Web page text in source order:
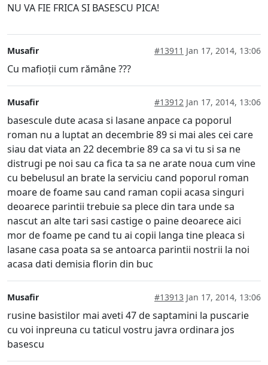
NU VA FIE FRICA SI BASESCU PICA!
Musafir #13911 Jan 17, 2014, 13:06
Cu mafioții cum rămâne ???
Musafir #13912 Jan 17, 2014, 13:06
basescule dute acasa si lasane anpace ca poporul
roman nu a luptat an decembrie 89 si mai ales cei care
siau dat viata an 22 decembrie 89 ca sa vi tu si sa ne
distrugi pe noi sau ca fica ta sa ne arate noua cum vine
cu bebelusul an brate la serviciu cand poporul roman
moare de foame sau cand raman copii acasa singuri
deoarece parintii trebuie sa plece din tara unde sa
nascut an alte tari sasi castige o paine deoarece aici
mor de foame pe cand tu ai copii langa tine pleaca si
lasane casa poata sa se antoarca parintii nostrii la noi
acasa dati demisia florin din buc
Musafir #13913 Jan 17, 2014, 13:06
rusine basistilor mai aveti 47 de saptamini la puscarie
cu voi inpreuna cu taticul vostru javra ordinara jos
basescu